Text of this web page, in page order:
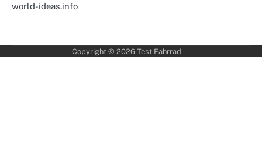
world-ideas.info
Copyright © 2026 Test Fahrrad